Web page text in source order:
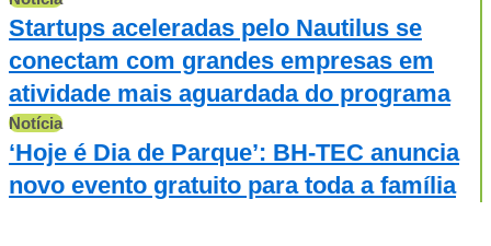
Startups aceleradas pelo Nautilus se
conectam com grandes empresas em
atividade mais aguardada do programa
Notícia
‘Hoje é Dia de Parque’: BH-TEC anuncia
novo evento gratuito para toda a família